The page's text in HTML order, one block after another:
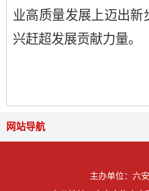
业高质量发展上迈出新
兴赶超发展贡献力量。
网站导航
主办单位：六